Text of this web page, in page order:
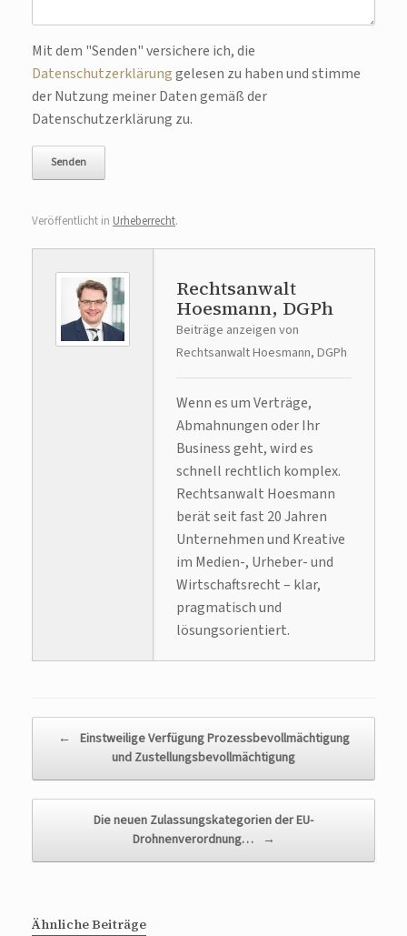
Bitte lasse dieses Feld leer.
Mit dem "Senden" versichere ich, die
Datenschutzerklärunggelesen zu haben und stimme
der Nutzung meiner Daten gemäß der
Datenschutzerklärung zu.
Veröffentlicht in Urheberrecht.
Rechtsanwalt
Hoesmann, DGPh
Beiträge anzeigen von
Rechtsanwalt Hoesmann, DGPh
Wenn es um Verträge,
Abmahnungen oder Ihr
Business geht, wird es
schnell rechtlich komplex.
Rechtsanwalt Hoesmann
berät seit fast 20 Jahren
Unternehmen und Kreative
im Medien-, Urheber- und
Wirtschaftsrecht – klar,
pragmatisch und
lösungsorientiert.
← Einstweilige Verfügung Prozessbevollmächtigung
und Zustellungsbevollmächtigung
Die neuen Zulassungskategorien der EU-
Drohnenverordnung…
→
Ähnliche Beiträge